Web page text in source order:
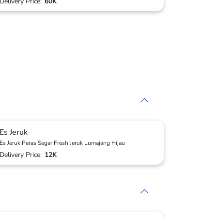
Es Jeruk
Es Jeruk Peras Segar Fresh Jeruk Lumajang Hijau
Delivery Price: 12K